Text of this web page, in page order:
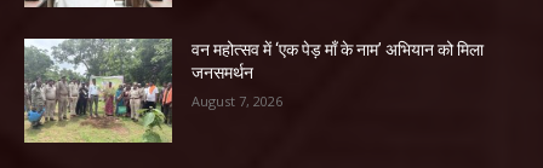
वन महोत्सव में ‘एक पेड़ माँ के नाम’ अभियान को मिला
जनसमर्थन
August 7, 2026